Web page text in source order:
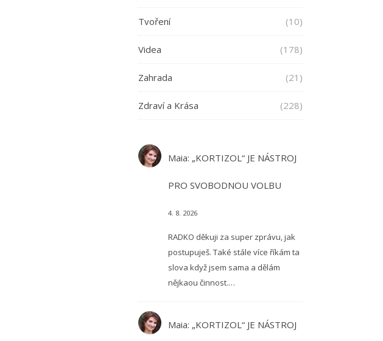
Tvoření (10)
Videa (178)
Zahrada (21)
Zdraví a Krása (228)
Maia: „KORTIZOL“ JE NÁSTROJ
PRO SVOBODNOU VOLBU
4. 8. 2026
RADKO děkuji za super zprávu, jak
postupuješ. Také stále více říkám ta
slova když jsem sama a dělám
nějkaou činnost.…
Maia: „KORTIZOL“ JE NÁSTROJ